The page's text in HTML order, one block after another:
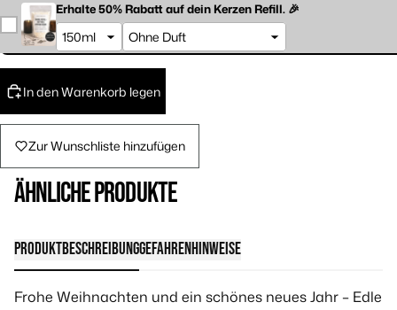
Erhalte 50% Rabatt auf dein Kerzen Refill. 🎉
In den Warenkorb legen
Zur Wunschliste hinzufügen
ÄHNLICHE PRODUKTE
ProduktbeschreibungGefahrenhinweise
Frohe Weihnachten und ein schönes neues Jahr – Edle